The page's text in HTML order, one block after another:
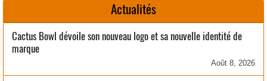
Actualités
Cactus Bowl dévoile son nouveau logo et sa nouvelle identité de
marque
Août 8, 2026